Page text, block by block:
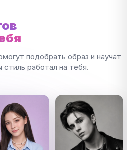
подобрать образ и научат
работал на тебя.